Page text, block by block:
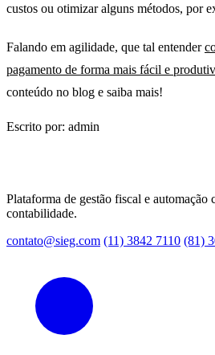
custos ou otimizar alguns métodos, por
Falando em agilidade, que tal entender
pagamento de forma mais fácil e
conteúdo no blog e saiba mais!
Escrito por: admin
Plataforma de gestão fiscal e automação
contabilidade.
contato@sieg.com (11) 3842 7110 (81)